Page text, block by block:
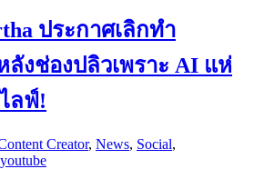
ประกาศเลิกทำ
ลังช่องปลิวเพราะ AI แห่
ลฟ์!
Creator, News, Social,
youtube